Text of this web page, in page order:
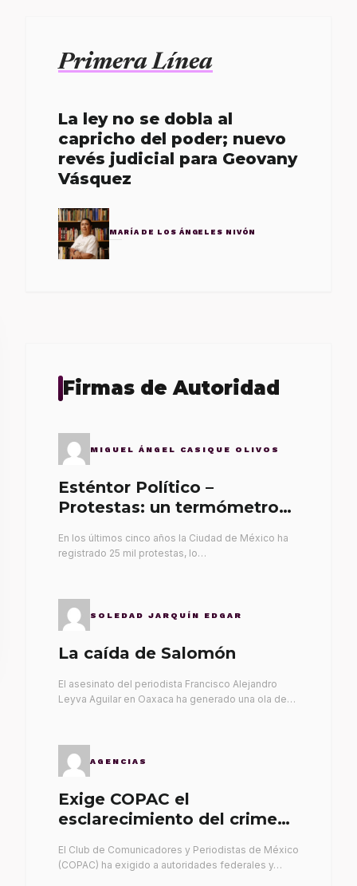
Primera Línea
La ley no se dobla al
capricho del poder; nuevo
revés judicial para Geovany
Vásquez
MARÍA DE LOS ÁNGELES NIVÓN
Firmas de Autoridad
MIGUEL ÁNGEL CASIQUE OLIVOS
Esténtor Político –
Protestas: un termómetro
En los últimos cinco años la Ciudad de México ha
registrado 25 mil protestas, lo…
SOLEDAD JARQUÍN EDGAR
La caída de Salomón
El asesinato del periodista Francisco Alejandro
Leyva Aguilar en Oaxaca ha generado una ola de…
AGENCIAS
Exige COPAC el
esclarecimiento del crimen
El Club de Comunicadores y Periodistas de México
(COPAC) ha exigido a autoridades federales y…